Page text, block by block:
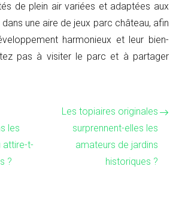
de plein air variées et adaptées aux
une aire de jeux parc château, afin
harmonieux et leur bien-
pas à visiter le parc et à partager
les
attire-t-
?
Les topiaires originales
surprennent-elles les
amateurs de jardins
historiques ?